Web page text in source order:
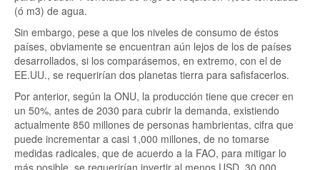
(ó m3) de agua.
Sin embargo, pese a que los niveles de consumo de éstos
países, obviamente se encuentran aún lejos de los de países
desarrollados, si los comparásemos, en extremo, con el de
EE.UU., se requerirían dos planetas tierra para safisfacerlos.
Por anterior, según la ONU, la producción tiene que crecer en
un 50%, antes de 2030 para cubrir la demanda, existiendo
actualmente 850 millones de personas hambrientas, cifra que
puede incrementar a casi 1,000 millones, de no tomarse
medidas radicales, que de acuerdo a la FAO, para mitigar lo
más posible, se requerirían invertir al menos USD. 30,000